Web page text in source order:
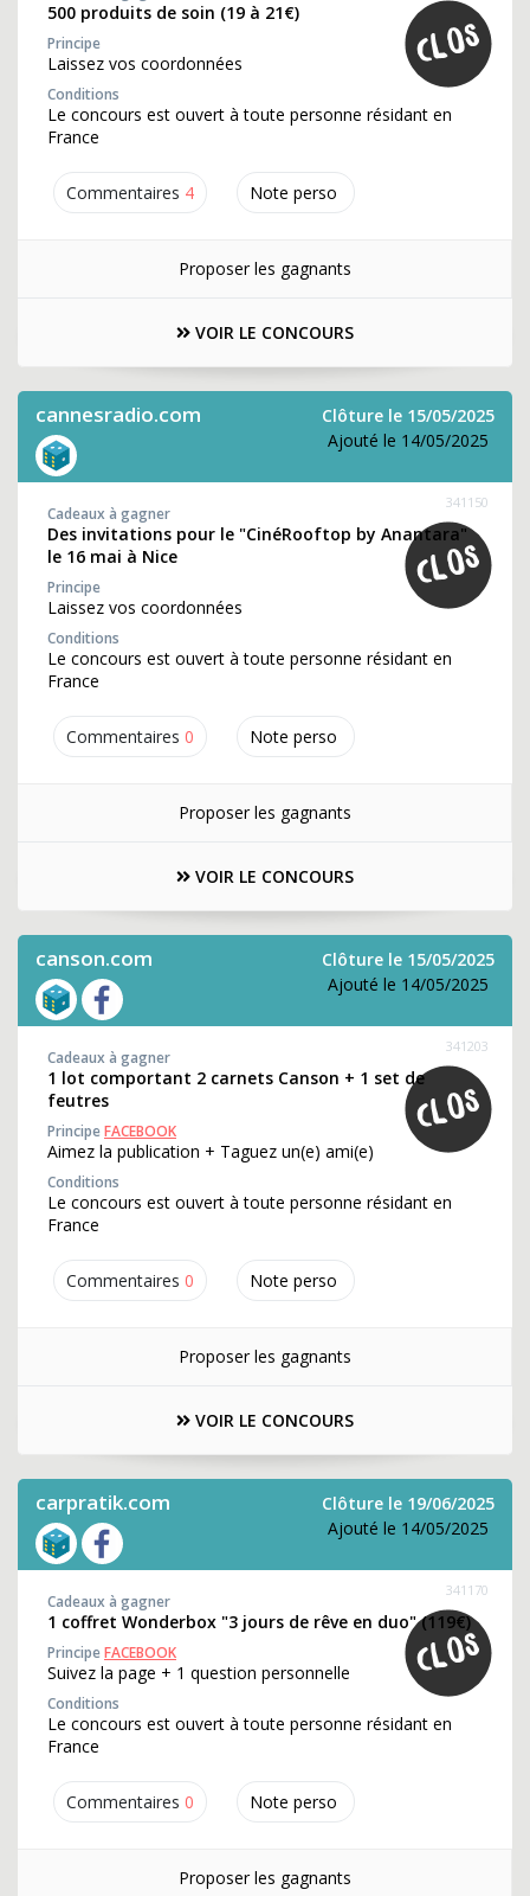
Commentaires 4 Note perso
500 produits de soin (19 à 21€)
Principe
Laissez vos coordonnées
Conditions
Le concours est ouvert à toute personne résidant en
France
Proposer les gagnants
VOIR LE CONCOURS
cannesradio.com
Clôture le 15/05/2025
Ajouté le 14/05/2025
Commentaires 0 Note perso
341150
Cadeaux à gagner
Des invitations pour le "CinéRooftop by Anantara"
le 16 mai à Nice
Principe
Laissez vos coordonnées
Conditions
Le concours est ouvert à toute personne résidant en
France
Proposer les gagnants
VOIR LE CONCOURS
canson.com
Clôture le 15/05/2025
Ajouté le 14/05/2025
Commentaires 0 Note perso
341203
Cadeaux à gagner
1 lot comportant 2 carnets Canson + 1 set de
feutres
PrincipeFACEBOOK
Aimez la publication + Taguez un(e) ami(e)
Conditions
Le concours est ouvert à toute personne résidant en
France
Proposer les gagnants
VOIR LE CONCOURS
carpratik.com
Clôture le 19/06/2025
Ajouté le 14/05/2025
Commentaires 0 Note perso
341170
Cadeaux à gagner
1 coffret Wonderbox "3 jours de rêve en duo" (119€)
PrincipeFACEBOOK
Suivez la page + 1 question personnelle
Conditions
Le concours est ouvert à toute personne résidant en
France
Proposer les gagnants